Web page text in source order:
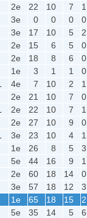
2e 22 10 7 1
3e 0 0 0 0
3e 17 10 5 2
2e 15 6 5 0
2e 18 8 6 0
1e 3 1 1 0
4e 7 10 2 1
2e 21 10 7 0
2e 22 10 7 1
2e 27 10 9 0
3e 23 10 4 1
1e 26 8 5 3
5e 44 16 9 1
2e 60 18 14 0
3e 57 18 12 3
1e 65 18 15 2
5e 35 14 5 6